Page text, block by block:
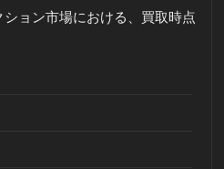
ョン市場における、買取時点